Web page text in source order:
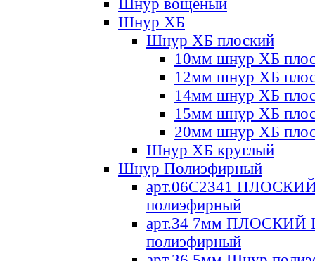
Шнур вощеный
Шнур ХБ
Шнур ХБ плоский
10мм шнур ХБ
12мм шнур ХБ
14мм шнур ХБ
15мм шнур ХБ
20мм шнур ХБ
Шнур ХБ круглый
Шнур Полиэфирный
арт.06С2341
полиэфирный
арт.34 7мм ПЛОСКИЙ
полиэфирный